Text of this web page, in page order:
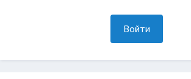
Войти